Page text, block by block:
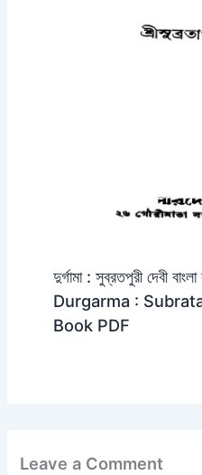
দুর্গামা : সুব্রতপুরী দেবী
Durgarma :
Book PDF
Leave a Comment